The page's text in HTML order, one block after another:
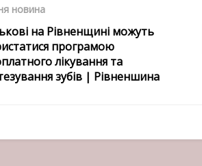
новина
на Рівненщині можуть
програмою
лікування та
зубів | Рівненшина